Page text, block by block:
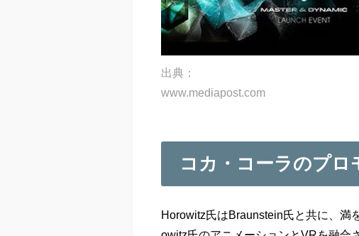
出典：
www.mediapost.com
コカ・コーラのプロ
Horowitz氏はBraunstein氏と共に、満